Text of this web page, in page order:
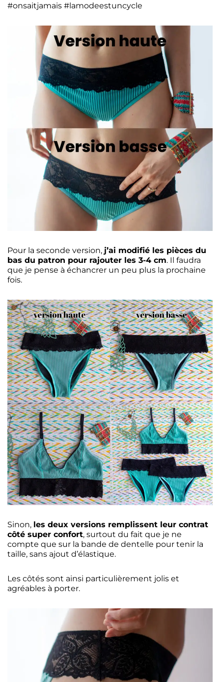
#onsaitjamais #lamodeestuncycle
Pour la seconde version, j’ai modifié les pièces du
bas du patron pour rajouter les 3-4 cm. Il faudra
que je pense à échancrer un peu plus la prochaine
fois.
Sinon, les deux versions remplissent leur contrat
côté super confort, surtout du fait que je ne
compte que sur la bande de dentelle pour tenir la
taille, sans ajout d’élastique.
Les côtés sont ainsi particulièrement jolis et
agréables à porter.